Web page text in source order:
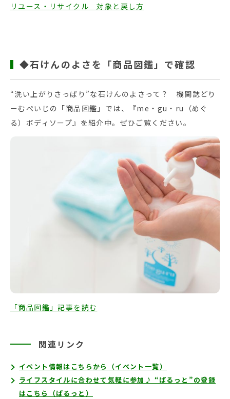
リユース・リサイクル 対象と戻し方
◆石けんのよさを「商品図鑑」で確認
“洗い上がりさっぱり”な石けんのよさって？ 機関誌どり
ーむぺいじの「商品図鑑」では、『me・gu・ru（めぐ
る）ボディソープ』を紹介中。ぜひご覧ください。
「商品図鑑」記事を読む
関連リンク
イベント情報はこちらから（イベント一覧）
ライフスタイルに合わせて気軽に参加♪ “ぱるっと”の登録
はこちら（ぱるっと）